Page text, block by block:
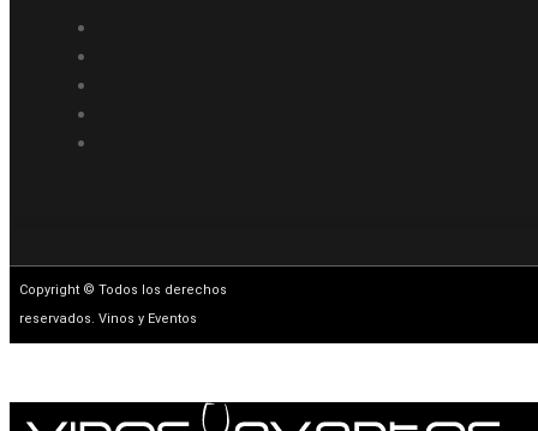
Copyright © Todos los derechos
reservados. Vinos y Eventos